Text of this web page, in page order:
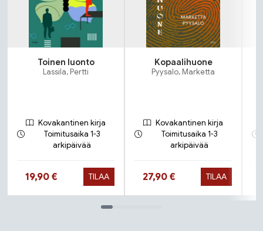
Toinen luonto
Lassila, Pertti
Kovakantinen kirja
Toimitusaika 1-3
arkipäivää
Hinta nyt
19,90 € TILAA
Kopaalihuone
Pyysalo, Marketta
Kovakantinen kirja
Toimitusaika 1-3
arkipäivää
Hinta nyt
27,90 € TILAA